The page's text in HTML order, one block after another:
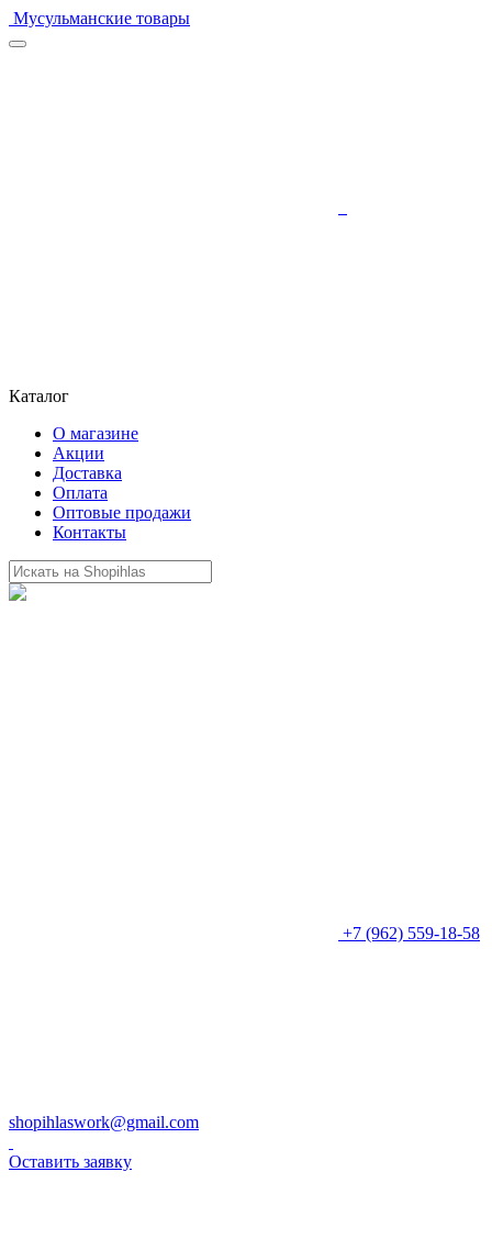
Мусульманские товары
Каталог
О магазине
Акции
Доставка
Оплата
Оптовые продажи
Контакты
+7 (962) 559-18-58
shopihlaswork@gmail.com
Оставить заявку